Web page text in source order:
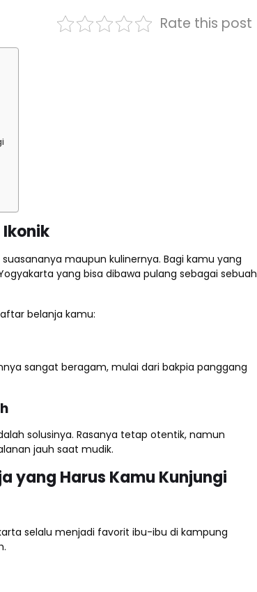
Rate this post
maupun kulinernya. Bagi kamu yang
yang bisa dibawa pulang sebagai sebuah
belanja kamu:
sangat beragam, mulai dari bakpia panggang
solusinya. Rasanya tetap otentik, namun
jauh saat mudik.
yang Harus Kamu Kunjungi
selalu menjadi favorit ibu-ibu di kampung